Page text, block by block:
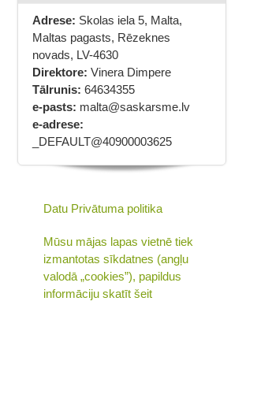
Adrese: Skolas iela 5, Malta,
Maltas pagasts, Rēzeknes
novads, LV-4630
Direktore: Vinera Dimpere
Tālrunis: 64634355
e-pasts: malta@saskarsme.lv
e-adrese:
_DEFAULT@40900003625
Datu Privātuma politika
Mūsu mājas lapas vietnē tiek
izmantotas sīkdatnes (angļu
valodā „cookies”), papildus
informāciju skatīt šeit